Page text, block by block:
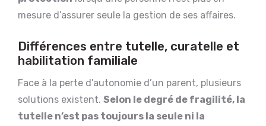
mesure d’assurer seule la gestion de ses affaires.
Différences entre tutelle, curatelle et
habilitation familiale
Face à la perte d’autonomie d’un parent, plusieurs
solutions existent. Selon le degré de fragilité, la
tutelle n’est pas toujours la seule ni la